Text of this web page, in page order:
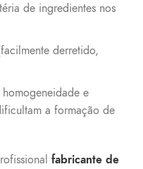
de ingredientes nos
derretido,
e
a formação de
fabricante de